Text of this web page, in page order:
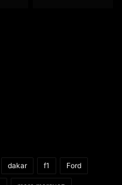
dakar f1 Ford